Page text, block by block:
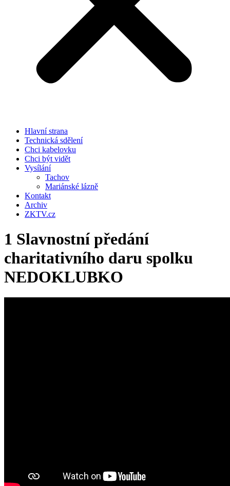
Hlavní strana
Technická sdělení
Chci kabelovku
Chci být vidět
Vysílání
Tachov
Mariánské lázně
Kontakt
Archiv
ZKTV.cz
1 Slavnostní předání
charitativního daru spolku
NEDOKLUBKO